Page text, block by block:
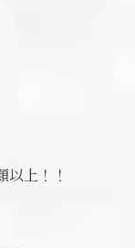
以上！！